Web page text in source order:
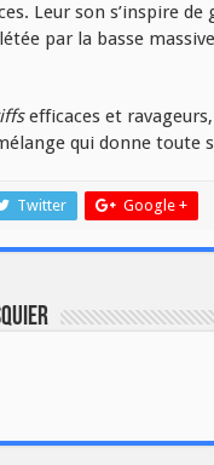
Leur son s’inspire
par la basse
efficaces et
qui donne toute
Twitter Google +